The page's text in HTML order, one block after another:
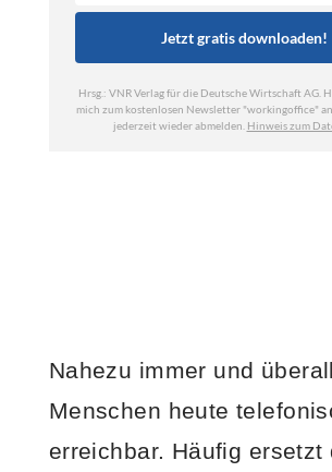
Nahezu immer und
Menschen heute
erreichbar. Häufig ersetzt